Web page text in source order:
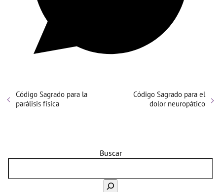
Código Sagrado para la
parálisis física
Código Sagrado para el
dolor neuropático
Buscar